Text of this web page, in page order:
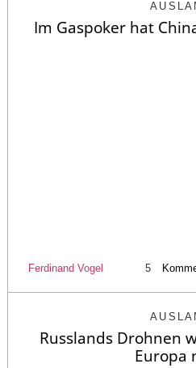
Im Gaspoker hat
Ferdinand Vogel 5
Russlands Drohnen
Europa